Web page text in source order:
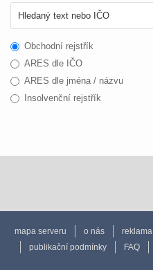
Obchodní rejstřík
ARES dle IČO
ARES dle jména / názvu
Insolvenční rejstřík
mapa serveru o nás reklama
publikační podmínky
FAQ